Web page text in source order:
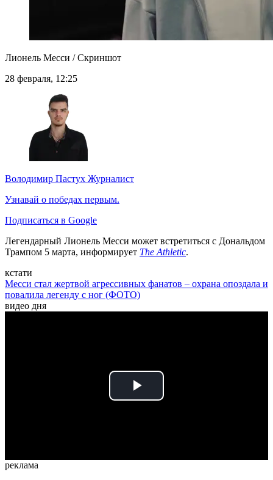
Лионель Месси / Скриншот
28 февраля, 12:25
Володимир Пастух Журналист
Узнавай о победах первым.
Подписаться в Google
Легендарный Лионель Месси может встретиться с Дональдом
Трампом 5 марта, информирует The Athletic.
кстати
Месси стал жертвой агрессивных фанатов – охрана опоздала и
повалила легенду с ног (ФОТО)
видео дня
Play
реклама